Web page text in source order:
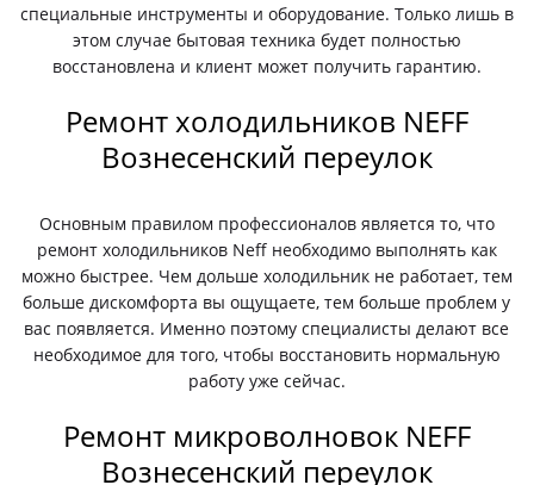
специальные инструменты и оборудование. Только лишь в
этом случае бытовая техника будет полностью
восстановлена и клиент может получить гарантию.
Ремонт холодильников NEFF
Вознесенский переулок
Основным правилом профессионалов является то, что
ремонт холодильников Neff необходимо выполнять как
можно быстрее. Чем дольше холодильник не работает, тем
больше дискомфорта вы ощущаете, тем больше проблем у
вас появляется. Именно поэтому специалисты делают все
необходимое для того, чтобы восстановить нормальную
работу уже сейчас.
Ремонт микроволновок NEFF
Вознесенский переулок